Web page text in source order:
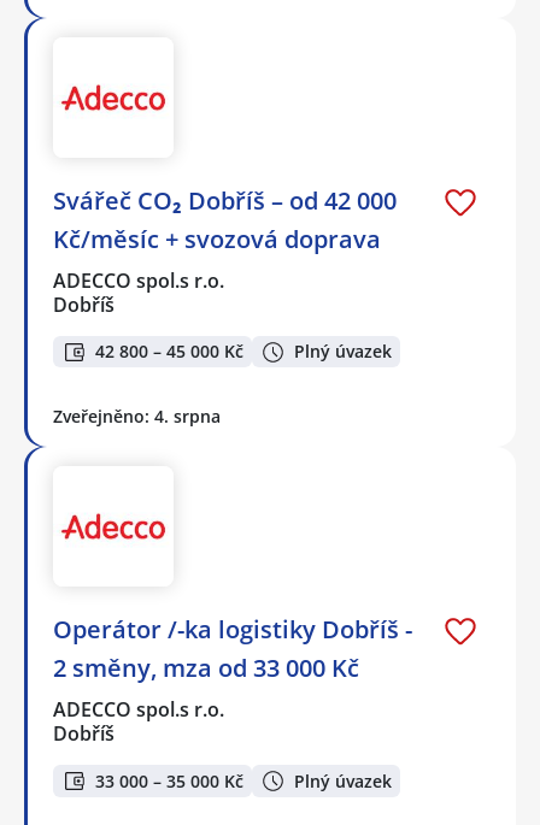
Svářeč CO₂ Dobříš – od 42 000
Kč/měsíc + svozová doprava
ADECCO spol.s r.o.
Dobříš
42 800 – 45 000 Kč Plný úvazek
Zveřejněno: 4. srpna
Operátor /-ka logistiky Dobříš -
2 směny, mza od 33 000 Kč
ADECCO spol.s r.o.
Dobříš
33 000 – 35 000 Kč Plný úvazek